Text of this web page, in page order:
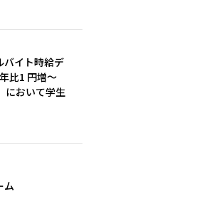
バイト時給デ
比1 円増～
において学生
ム